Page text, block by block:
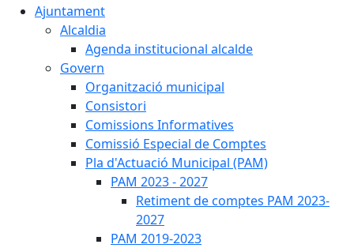
Ajuntament
Alcaldia
Agenda institucional alcalde
Govern
Organització municipal
Consistori
Comissions Informatives
Comissió Especial de Comptes
Pla d'Actuació Municipal (PAM)
PAM 2023 - 2027
Retiment de comptes PAM 2023-
2027
PAM 2019-2023